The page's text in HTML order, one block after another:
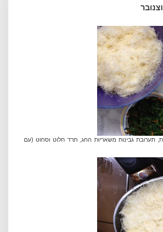
תערובת גבינות משאריות החג, תרד חלוט וסחוט (עם